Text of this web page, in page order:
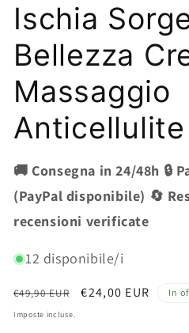
multimediali
1
finestra
modale
Ischia
Bellezza
Massaggio
🚚 Consegna in 24/48h 🔒
(PayPal disponibile) 🔄
recensioni verificate
12 disponibile/i
Prezzo
di
€49,90 EUR
Prezzo
€24,00 EUR In
Imposte incluse.